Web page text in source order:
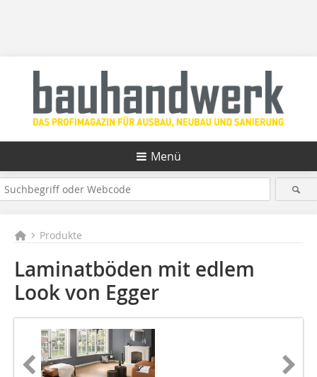
Menü
Produkte
Laminatböden mit edlem
Look von Egger